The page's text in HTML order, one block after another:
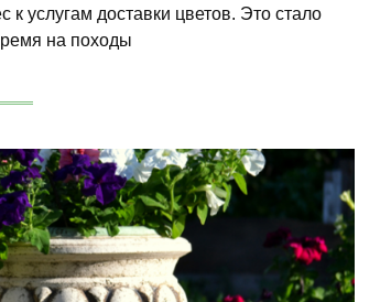
услугам доставки цветов. Это стало
на походы